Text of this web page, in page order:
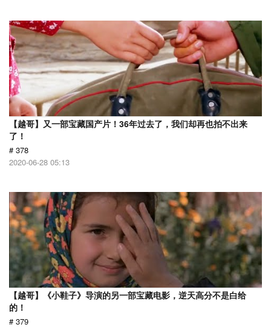
【越哥】又一部宝藏国产片！36年过去了，我们却再也拍不出来
了！
# 378
2020-06-28 05:13
【越哥】《小鞋子》导演的另一部宝藏电影，逆天高分不是白给
的！
# 379